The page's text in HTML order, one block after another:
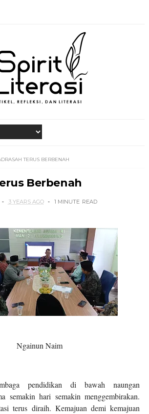
TERUS BERBENAH
Berbenah
3 YEARS AGO 1 MINUTE READ
Ngainun Naim
pendidikan di bawah naungan
semakin hari semakin menggembirakan.
terus diraih. Kemajuan demi kemajuan